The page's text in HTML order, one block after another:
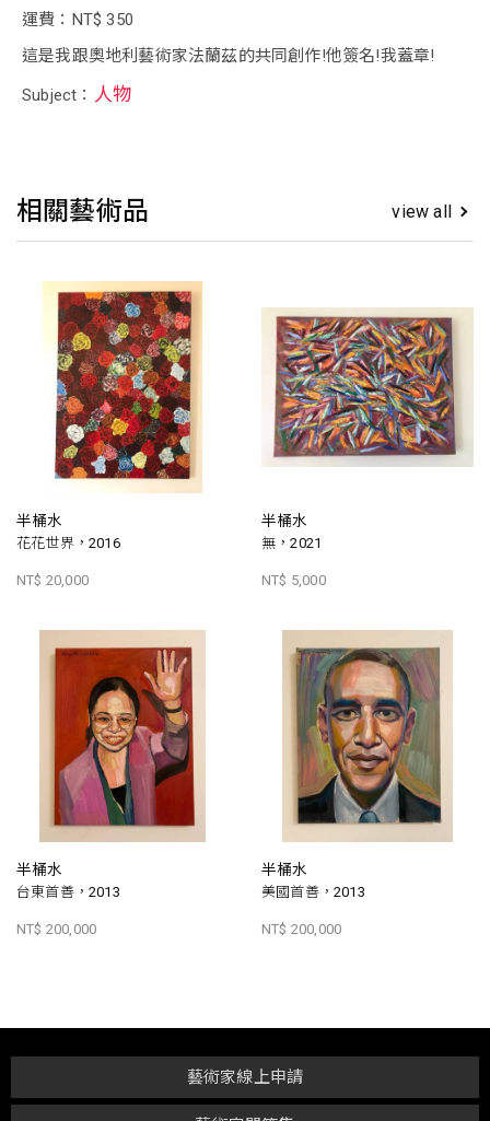
運費：NT$ 350
這是我跟奧地利藝術家法蘭茲的共同創作!他簽名!我蓋章!
Subject： 人物
相關藝術品 view all
半桶水
花花世界，2016
NT$ 20,000
半桶水
無，2021
NT$ 5,000
半桶水
台東首善，2013
NT$ 200,000
半桶水
美國首善，2013
NT$ 200,000
藝術家線上申請